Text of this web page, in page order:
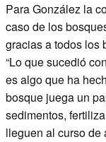
Para González la
caso de los
gracias a todos los
“Lo que sucedió
es algo que ha
bosque juega un
sedimentos,
lleguen al curso de